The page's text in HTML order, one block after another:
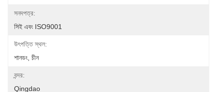
সনদপত্র:
সিই এবং ISO9001
উৎপত্তি স্থল:
শানডং, চীন
বন্দর:
Qingdao